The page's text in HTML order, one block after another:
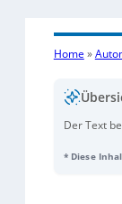
Home »
Der Text
präzise
* Diese